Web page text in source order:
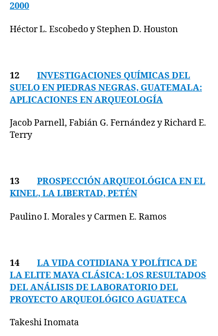
2000
Héctor L. Escobedo y Stephen D. Houston
12 INVESTIGACIONES QUÍMICAS DEL
SUELO EN PIEDRAS NEGRAS, GUATEMALA:
APLICACIONES EN ARQUEOLOGÍA
Jacob Parnell, Fabián G. Fernández y Richard E.
Terry
13 PROSPECCIÓN ARQUEOLÓGICA EN EL
KINEL, LA LIBERTAD, PETÉN
Paulino I. Morales y Carmen E. Ramos
14 LA VIDA COTIDIANA Y POLÍTICA DE
LA ELITE MAYA CLÁSICA: LOS RESULTADOS
DEL ANÁLISIS DE LABORATORIO DEL
PROYECTO ARQUEOLÓGICO AGUATECA
Takeshi Inomata